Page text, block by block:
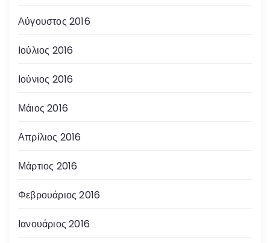
Αύγουστος 2016
Ιούλιος 2016
Ιούνιος 2016
Μάιος 2016
Απρίλιος 2016
Μάρτιος 2016
Φεβρουάριος 2016
Ιανουάριος 2016